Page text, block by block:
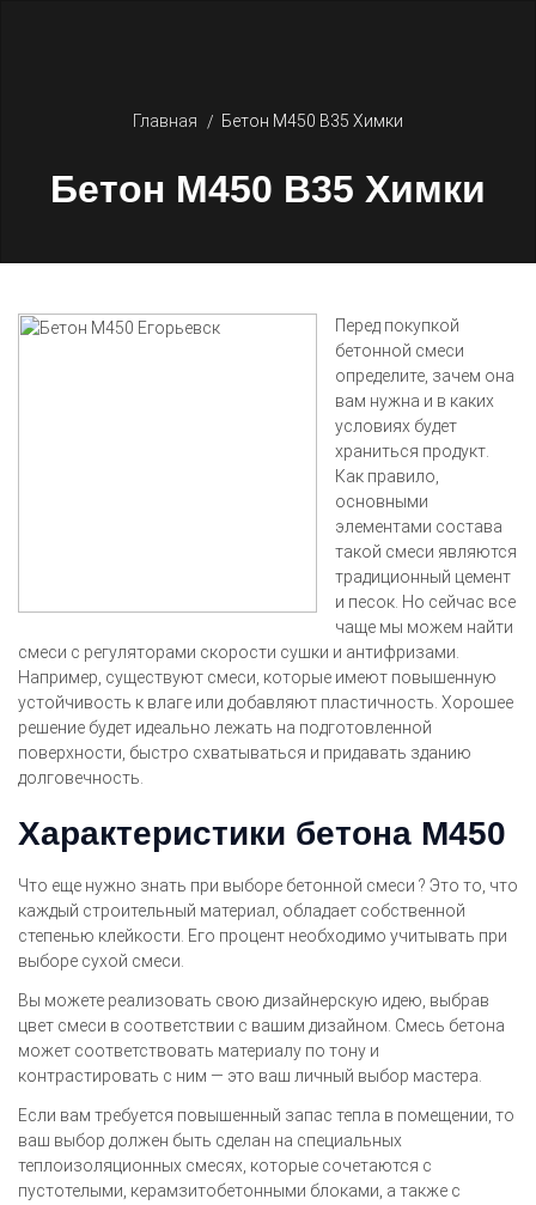
Главная Бетон М450 В35 Химки
Бетон М450 В35 Химки
Перед покупкой
бетонной смеси
определите, зачем она
вам нужна и в каких
условиях будет
храниться продукт.
Как правило,
основными
элементами состава
такой смеси являются
традиционный цемент
и песок. Но сейчас все
чаще мы можем найти
смеси с регуляторами скорости сушки и антифризами.
Например, существуют смеси, которые имеют повышенную
устойчивость к влаге или добавляют пластичность. Хорошее
решение будет идеально лежать на подготовленной
поверхности, быстро схватываться и придавать зданию
долговечность.
Характеристики бетона М450
Что еще нужно знать при выборе бетонной смеси ? Это то, что
каждый строительный материал, обладает собственной
степенью клейкости. Его процент необходимо учитывать при
выборе сухой смеси.
Вы можете реализовать свою дизайнерскую идею, выбрав
цвет смеси в соответствии с вашим дизайном. Смесь бетона
может соответствовать материалу по тону и
контрастировать с ним — это ваш личный выбор мастера.
Если вам требуется повышенный запас тепла в помещении, то
ваш выбор должен быть сделан на специальных
теплоизоляционных смесях, которые сочетаются с
пустотелыми, керамзитобетонными блоками, а также с